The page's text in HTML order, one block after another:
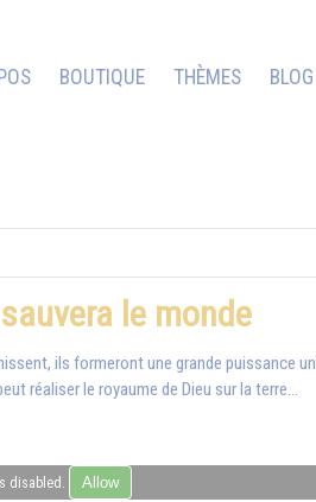
BOUTIQUE THÈMES BLOG
le monde
ils formeront une grande puissance
réaliser le royaume de Dieu sur la terre...
disabled. Allow